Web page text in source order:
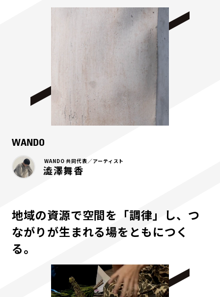
WANDO
WANDO 共同代表／アーティスト
澁澤舞香
地域の資源で空間を「調律」し、つ
ながりが生まれる場をともにつく
る。